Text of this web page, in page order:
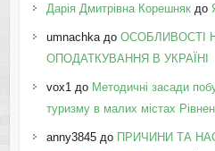
Дарія Дмитрівна Корешнякдо
umnachkaдо ОСОБЛИВОСТІ
ОПОДАТКУВАННЯ В УКРАЇНІ
vox1до Методичні засади
туризму в малих містах
anny3845до ПРИЧИНИ ТА